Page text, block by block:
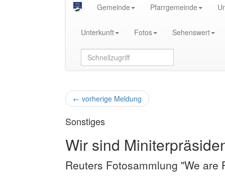
Gemeinde Pfarrgemeinde
Unterkunft Fotos Sehenswert
← vorherige Meldung
Sonstiges
Wir sind
Reuters Fotosammlung "We are